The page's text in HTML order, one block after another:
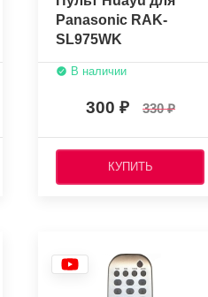
Panasonic RAK-
SL975WK
В наличии
300 330
КУПИТЬ